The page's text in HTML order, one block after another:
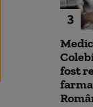
3
fost